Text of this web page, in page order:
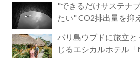
"できるだけサステナ
たい" CO2排出量を抑
バリ島ウブドに旅立と
じるエシカルホテル「